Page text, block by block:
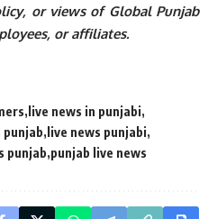
or views of Global Punjab
or affiliates.
live news in punjabi
punjab live news punjabi
punjab punjab live news